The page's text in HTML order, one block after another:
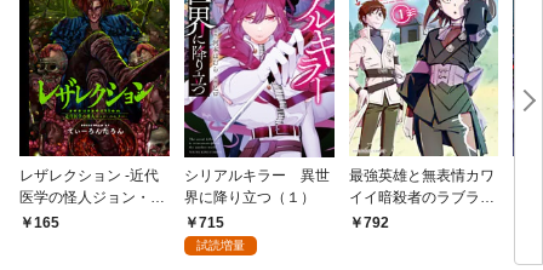
レザレクション -近代
医学の怪人ジョン・ハ
ンター- 連載版 第1話
165
シリアルキラー 異世
界に降り立つ（１）
715
試読増量
最強英雄と無表情カワ
イイ暗殺者のラブラブ
新婚生活 １巻
792